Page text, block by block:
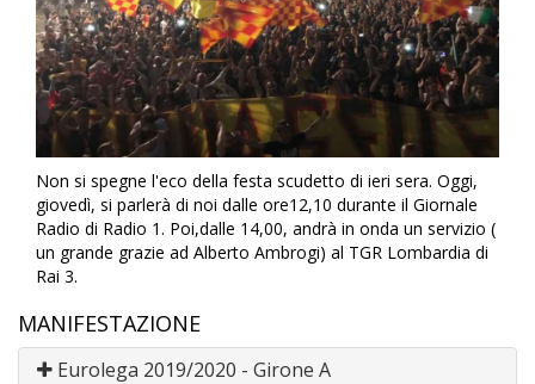
Non si spegne l'eco della festa scudetto di ieri sera. Oggi,
giovedì, si parlerà di noi dalle ore12,10 durante il Giornale
Radio di Radio 1. Poi,dalle 14,00, andrà in onda un servizio (
un grande grazie ad Alberto Ambrogi) al TGR Lombardia di
Rai 3.
MANIFESTAZIONE
Eurolega 2019/2020 - Girone A